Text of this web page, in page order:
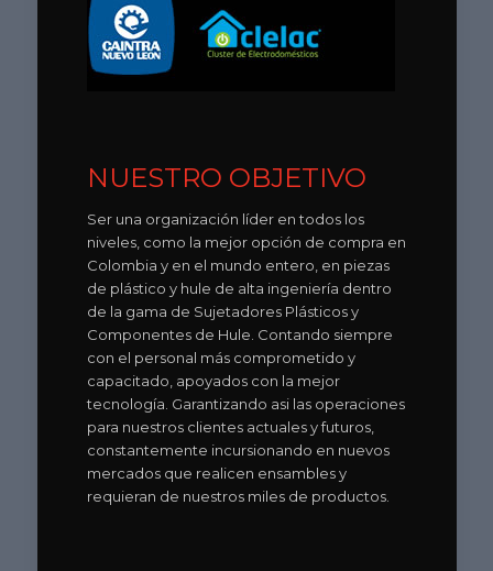
NUESTRO OBJETIVO
Ser una organización líder en todos los
niveles, como la mejor opción de compra en
Colombia y en el mundo entero, en piezas
de plástico y hule de alta ingeniería dentro
de la gama de Sujetadores Plásticos y
Componentes de Hule. Contando siempre
con el personal más comprometido y
capacitado, apoyados con la mejor
tecnología. Garantizando asi las operaciones
para nuestros clientes actuales y futuros,
constantemente incursionando en nuevos
mercados que realicen ensambles y
requieran de nuestros miles de productos.